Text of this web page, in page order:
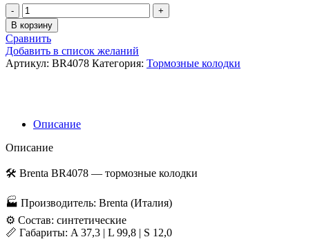
Количество
товара
Тормозные
колодки
Brenta
BR4078
В корзину
Сравнить
Добавить в список желаний
Артикул: BR4078 Категория: Тормозные колодки
Описание
Описание
🛠 Brenta BR4078 — тормозные колодки
🏭 Производитель: Brenta (Италия)
⚙️ Состав: синтетические
📏 Габариты: A 37,3 | L 99,8 | S 12,0